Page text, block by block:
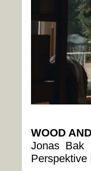
WOOD
Jonas
Perspektive